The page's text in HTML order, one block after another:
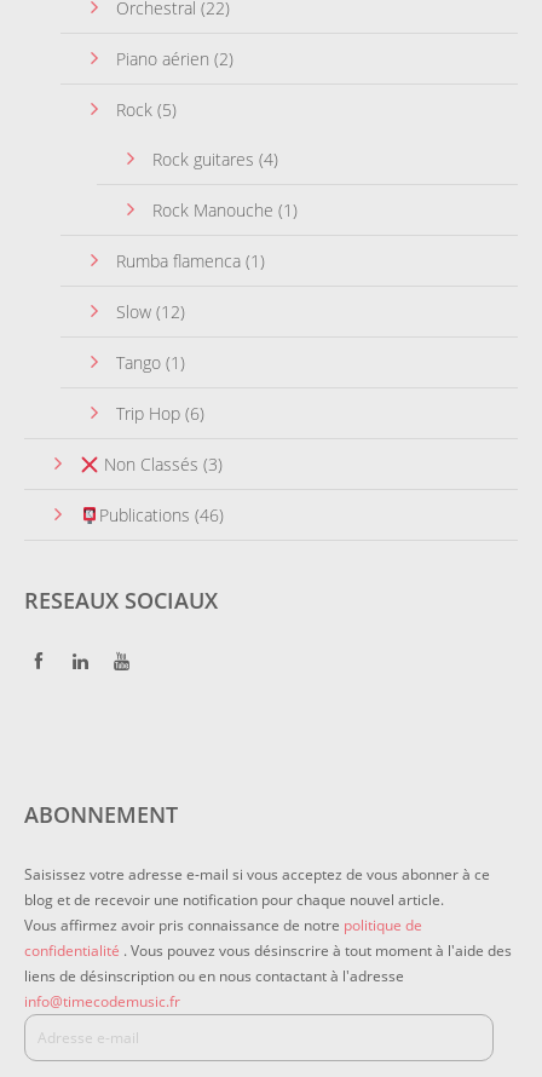
Orchestral (22)
Piano aérien (2)
Rock (5)
Rock guitares (4)
Rock Manouche (1)
Rumba flamenca (1)
Slow (12)
Tango (1)
Trip Hop (6)
Non Classés (3)
Publications (46)
RESEAUX SOCIAUX
ABONNEMENT
Saisissez votre adresse e-mail si vous acceptez de vous abonner à ce
blog et de recevoir une notification pour chaque nouvel article.
Vous affirmez avoir pris connaissance de notre politique de
confidentialité . Vous pouvez vous désinscrire à tout moment à l'aide des
liens de désinscription ou en nous contactant à l'adresse
info@timecodemusic.fr